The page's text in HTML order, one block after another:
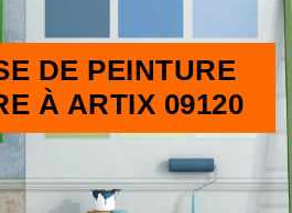
DE PEINTURE
À ARTIX 09120